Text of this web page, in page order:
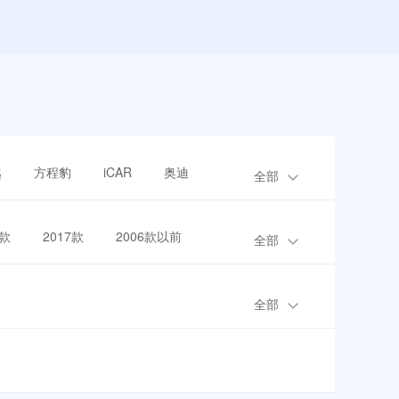
方程豹 iCAR 奥迪 全部
2017款 2006款以前 全部
全部